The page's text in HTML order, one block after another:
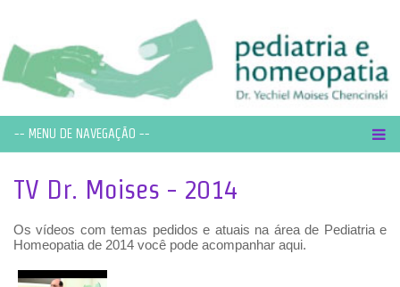
-- MENU DE NAVEGAÇÃO --
TV Dr. Moises - 2014
Os vídeos com temas pedidos e atuais na área de Pediatria e
Homeopatia de 2014 você pode acompanhar aqui.